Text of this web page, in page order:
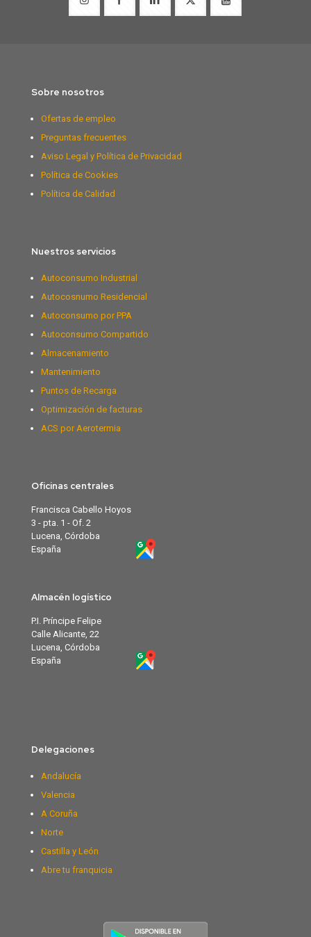
Sobre nosotros
Ofertas de empleo
Preguntas frecuentes
Aviso Legal y Política de Privacidad
Política de Cookies
Política de Calidad
Nuestros servicios
Autoconsumo Industrial
Autocosnumo Residencial
Autoconsumo por PPA
Autoconsumo Compartido
Almacenamiento
Mantenimiento
Puntos de Recarga
Optimización de facturas
ACS por Aerotermia
Oficinas centrales
Francisca Cabello Hoyos
3 - pta. 1 - Of. 2
Lucena, Córdoba
España
Almacén logístico
P.I. Príncipe Felipe
Calle Alicante, 22
Lucena, Córdoba
España
Delegaciones
Andalucía
Valencia
A Coruña
Norte
Castilla y León
Abre tu franquicia